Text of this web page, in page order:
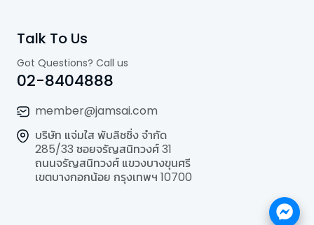
Talk To Us
Got Questions? Call us
02-8404888
member@jamsai.com
บริษัท แจ่มใส พับลิชชิ่ง จำกัด
285/33 ซอยจรัญสนิทวงศ์ 31
ถนนจรัญสนิทวงศ์ แขวงบางขุนศรี
เขตบางกอกน้อย กรุงเทพฯ 10700